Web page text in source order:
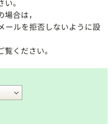
。
合は，
ルを拒否しないように設
覧ください。